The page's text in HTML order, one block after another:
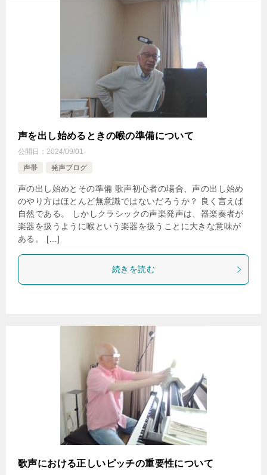
声を出し始めるときの喉の準備について
公開日： 2024/09/01
声帯
発声ブログ
声の出し始めとその準備 歌声初心者の場合、声の出し始め
のやり方はほとんど無意識ではないだろうか？ 良く言えば
自然である。 しかしクラシックの声楽発声は、器楽奏者が
楽器を扱うように喉という楽器を扱うことに大きな意味が
ある。 […]
続きを読む
歌声における正しいピッチの重要性について